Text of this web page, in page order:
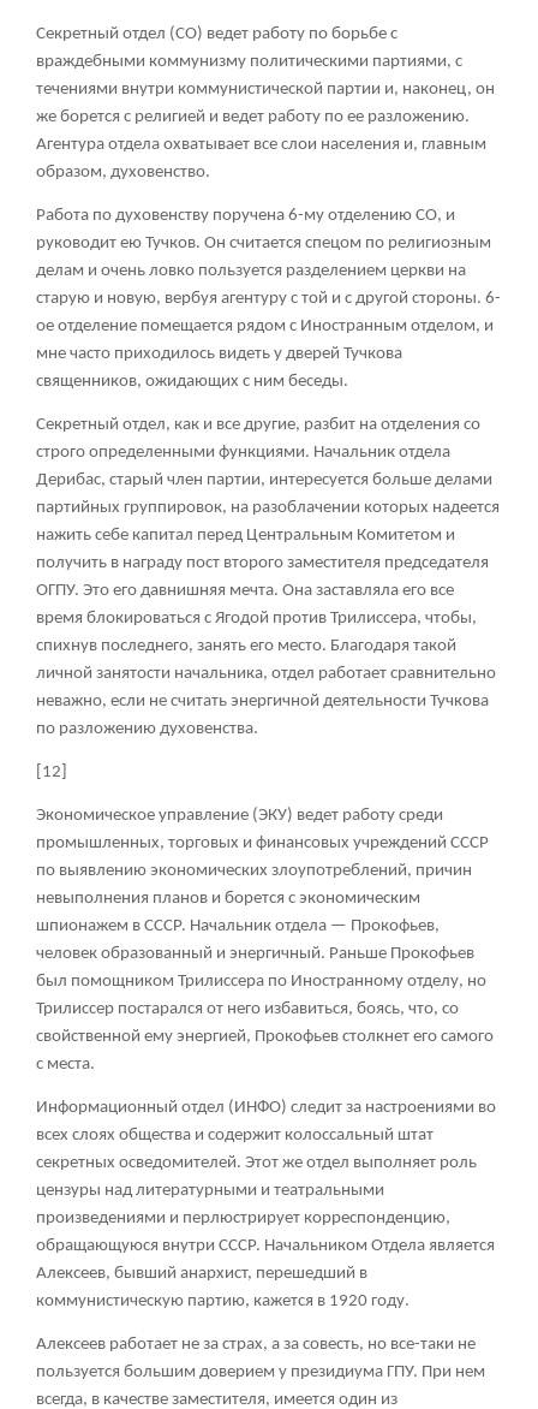
Секретный отдел (СО) ведет работу по борьбе с
враждебными коммунизму политическими партиями, с
течениями внутри коммунистической партии и, наконец, он
же борется с религией и ведет работу по ее разложению.
Агентура отдела охватывает все слои населения и, главным
образом, духовенство.
Работа по духовенству поручена 6-му отделению СО, и
руководит ею Тучков. Он считается спецом по религиозным
делам и очень ловко пользуется разделением церкви на
старую и новую, вербуя агентуру с той и с другой стороны. 6-
ое отделение помещается рядом с Иностранным отделом, и
мне часто приходилось видеть у дверей Тучкова
священников, ожидающих с ним беседы.
Секретный отдел, как и все другие, разбит на отделения со
строго определенными функциями. Начальник отдела
Дерибас, старый член партии, интересуется больше делами
партийных группировок, на разоблачении которых надеется
нажить себе капитал перед Центральным Комитетом и
получить в награду пост второго заместителя председателя
ОГПУ. Это его давнишняя мечта. Она заставляла его все
время блокироваться с Ягодой против Трилиссера, чтобы,
спихнув последнего, занять его место. Благодаря такой
личной занятости начальника, отдел работает сравнительно
неважно, если не считать энергичной деятельности Тучкова
по разложению духовенства.
[12]
Экономическое управление (ЭКУ) ведет работу среди
промышленных, торговых и финансовых учреждений СССР
по выявлению экономических злоупотреблений, причин
невыполнения планов и борется с экономическим
шпионажем в СССР. Начальник отдела — Прокофьев,
человек образованный и энергичный. Раньше Прокофьев
был помощником Трилиссера по Иностранному отделу, но
Трилиссер постарался от него избавиться, боясь, что, со
свойственной ему энергией, Прокофьев столкнет его самого
с места.
Информационный отдел (ИНФО) следит за настроениями во
всех слоях общества и содержит колоссальный штат
секретных осведомителей. Этот же отдел выполняет роль
цензуры над литературными и театральными
произведениями и перлюстрирует корреспонденцию,
обращающуюся внутри СССР. Начальником Отдела является
Алексеев, бывший анархист, перешедший в
коммунистическую партию, кажется в 1920 году.
Алексеев работает не за страх, а за совесть, но все-таки не
пользуется большим доверием у президиума ГПУ. При нем
всегда, в качестве заместителя, имеется один из